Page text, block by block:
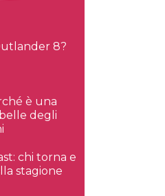
8?
è una
degli
chi torna e
stagione